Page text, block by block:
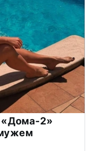
«Дома-2»